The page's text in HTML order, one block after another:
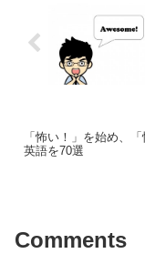
「怖い！」を始め、
英語を70選
Comments